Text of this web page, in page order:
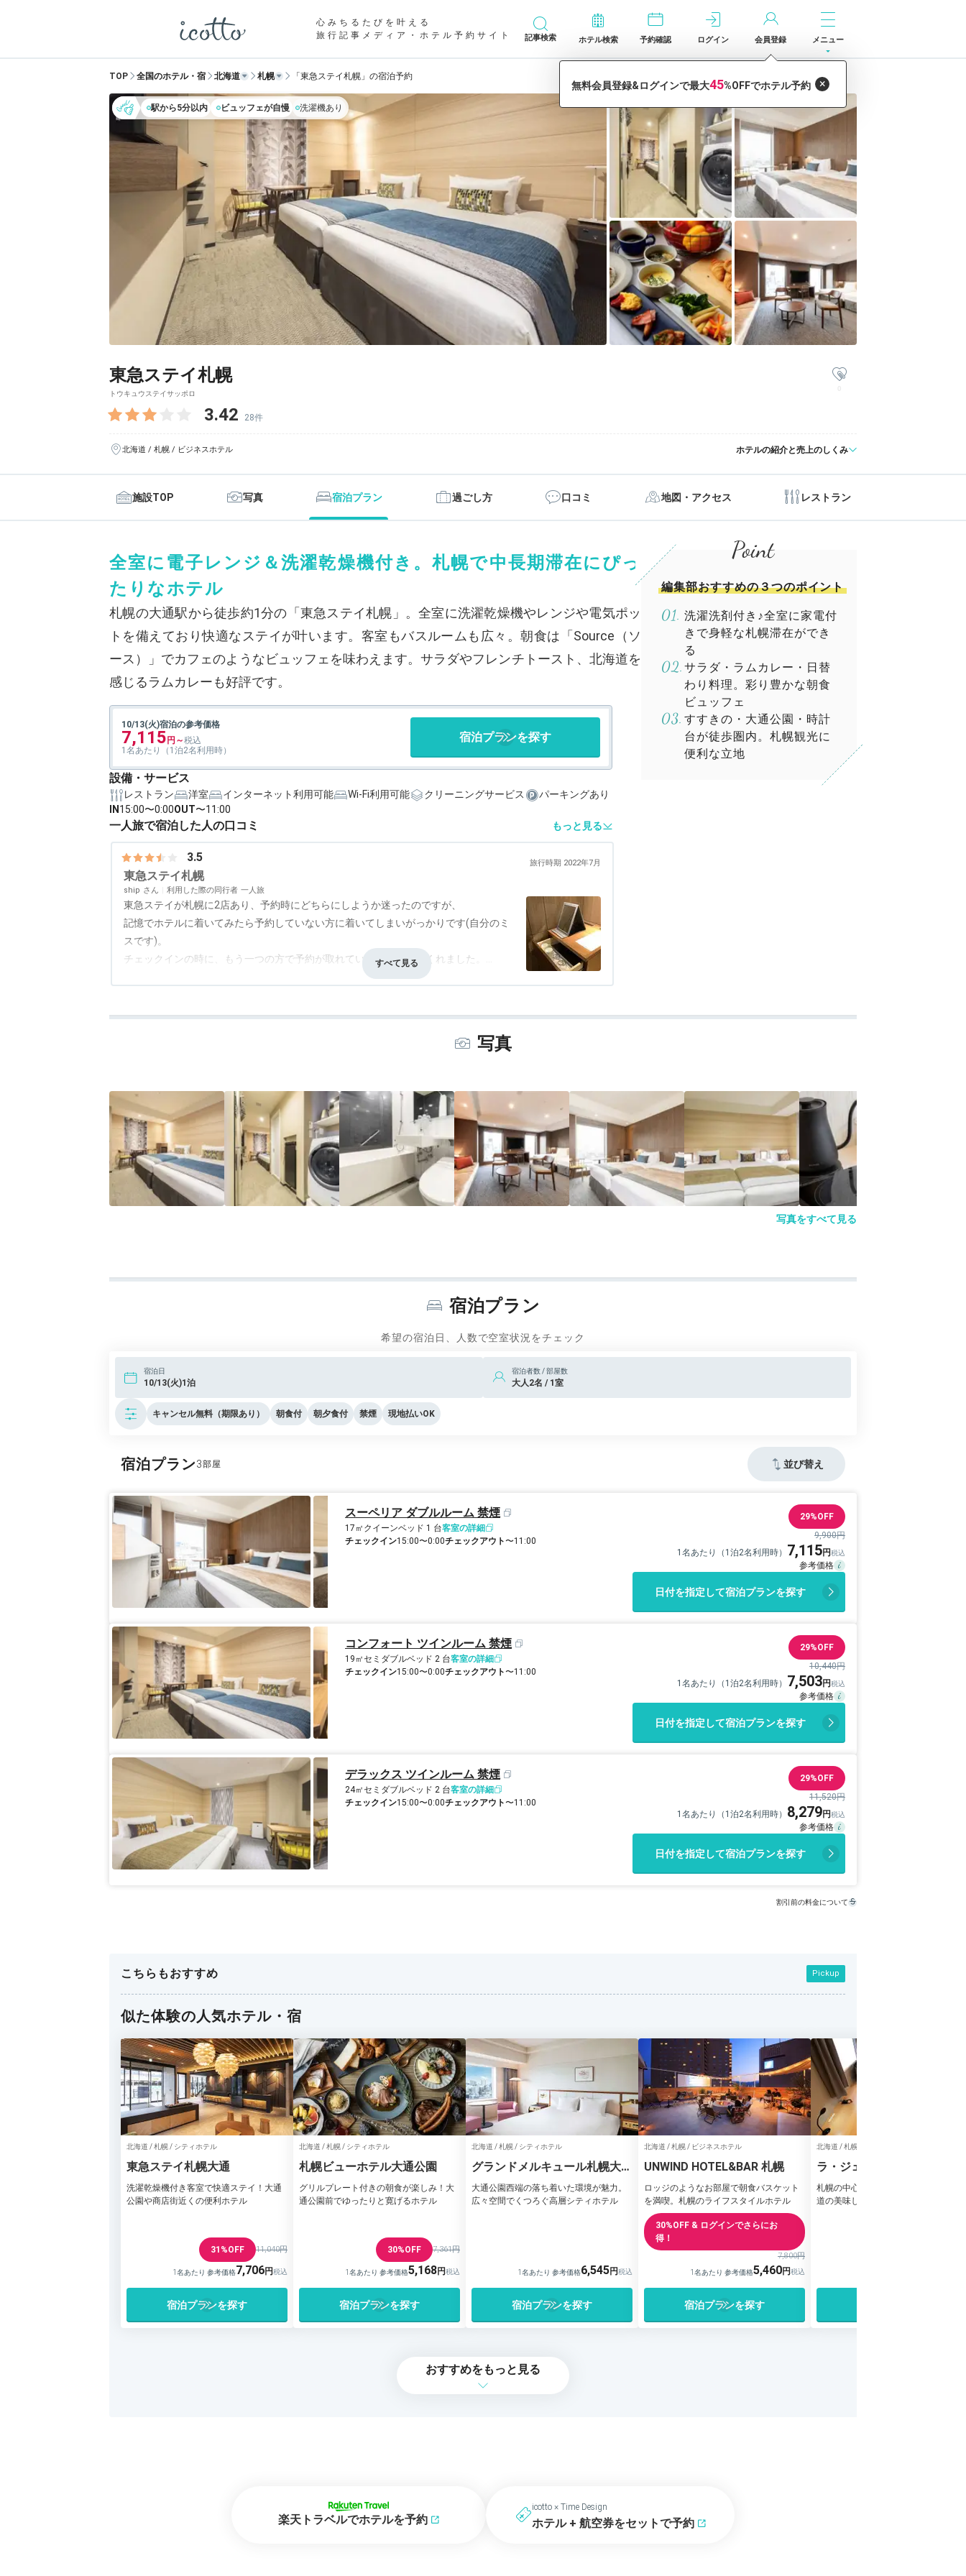
心みちるたびを叶える
旅行記事メディア・ホテル予約サイト
記事検索 ホテル検索 予約確認 ログイン 会員登録 メニュー
TOP 全国のホテル・宿 北海道 札幌 「東急ステイ札幌」の宿泊予約
駅から5分以内 ビュッフェが自慢 洗濯機あり
東急ステイ札幌
トウキュウステイサッポロ
3.42 28件
北海道 / 札幌 / ビジネスホテル ホテルの紹介と売上のしくみ
施設TOP 写真 宿泊プラン 過ごし方 口コミ 地図・アクセス レストラン
全室に電子レンジ＆洗濯乾燥機付き。札幌で中長期滞在にぴっ
たりなホテル
札幌の大通駅から徒歩約1分の「東急ステイ札幌」。全室に洗濯乾燥機やレンジや電気ポッ
トを備えており快適なステイが叶います。客室もバスルームも広々。朝食は「Source（ソ
ース）」でカフェのようなビュッフェを味わえます。サラダやフレンチトースト、北海道を
感じるラムカレーも好評です。
10/13(火)宿泊の参考価格
7,115
1名あたり（1泊2名利用時）
宿泊プランを探す
設備・サービス
レストラン 洋室 インターネット利用可能 Wi-Fi利用可能 クリーニングサービス
パーキングあり
IN 15:00〜0:00OUT〜11:00
一人旅で宿泊した人の口コミ もっと見る
3.5 旅行時期 2022年7月
東急ステイ札幌
ship 利用した際の同行者 一人旅
東急ステイが札幌に2店あり、予約時にどちらにしようか迷ったのですが、
記憶でホテルに着いてみたら予約していない方に着いてしまいがっかりです(自分のミ
スです)。
チェックインの時に、もう一つの方で予約が取れていると確認してくれました。
ような建物で、ホテルの看板が目に入る前は道を間違えたのではないかと心配になり
フロントのある1階に無料のコーヒーがありました。1階にティーバッグが置いてあり
靴の乾燥機があり、前日の雨で濡れた靴を乾かすことができて大変助かりました。
洗面台にヘアアイロンを置かないでくださいと書いてあり、全体的にとても新しい雰
囲気なのに、洗面台にはおそらくアイロンで溶けたであろう跡が残ってました。
インテリアはナチュラルで落ち着いた色合いです。
編集部おすすめの３つのポイント
洗濯洗剤付き♪全室に家電付
きで身軽な札幌滞在ができ
る
サラダ・ラムカレー・日替
わり料理。彩り豊かな朝食
ビュッフェ
すすきの・大通公園・時計
台が徒歩圏内。札幌観光に
便利な立地
写真
写真をすべて見る
宿泊プラン
希望の宿泊日、人数で空室状況をチェック
宿泊日
10/13(火)1泊
宿泊者数 / 部屋数
大人2名 / 1室
キャンセル無料（期限あり） 朝食付 朝夕食付 禁煙 現地払いOK
宿泊プラン3 並び替え
スーペリア ダブルルーム 禁煙
17㎡ クイーンベッド 1 台客室の詳細
チェックイン15:00〜0:00チェックアウト〜11:00
29%OFF
9,900円
1名あたり（1泊2名利用時） 7,115
日付を指定して宿泊プランを探す
コンフォート ツインルーム 禁煙
19㎡セミダブルベッド 2 台客室の詳細
チェックイン15:00〜0:00チェックアウト〜11:00
29%OFF
10,440円
1名あたり（1泊2名利用時） 7,503
日付を指定して宿泊プランを探す
デラックス ツインルーム 禁煙
24㎡セミダブルベッド 2 台客室の詳細
チェックイン15:00〜0:00チェックアウト〜11:00
29%OFF
11,520円
1名あたり（1泊2名利用時） 8,279
日付を指定して宿泊プランを探す
割引前の料金について
こちらもおすすめ Pickup
似た体験の人気ホテル・宿
北海道 / 札幌 / シティホテル
東急ステイ札幌大通
洗濯乾燥機付き客室で快適ステイ！大通
公園や商店街近くの便利ホテル
31%OFF 11,040円
1名あたり 参考価格7,706
宿泊プランを探す
北海道 / 札幌 / シティホテル
札幌ビューホテル大通公園
グリルプレート付きの朝食が楽しみ！大
通公園前でゆったりと寛げるホテル
30%OFF 7,361円
1名あたり 参考価格5,168
宿泊プランを探す
北海道 / 札幌 / シティホテル
グランドメルキュール札幌大通
公園
大通公園西端の落ち着いた環境が魅力。
広々空間でくつろぐ高層シティホテル
1名あたり 参考価格6,545
宿泊プランを探す
北海道 / 札幌 / ビジネスホテル
UNWIND HOTEL&BAR 札幌
ロッジのようなお部屋で朝食バスケット
を満喫。札幌のライフスタイルホテル
30%OFF & ログインでさらにお
得！
7,800円
1名あたり 参考価格5,460
宿泊プランを探す
北海道 / 札幌 / ビジネスホテル
ラ・ジェント・ステイ札幌
札幌の中心部で温泉大浴場が嬉しい♪
道の美味しい朝食も味わえるホテル
おすすめをもっと見る
楽天トラベルでホテルを予約
icotto × Time Design
ホテル + 航空券をセットで予約